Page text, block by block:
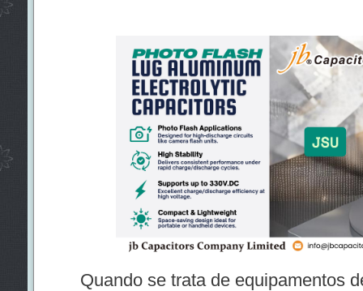
Quando se trata de equipamentos